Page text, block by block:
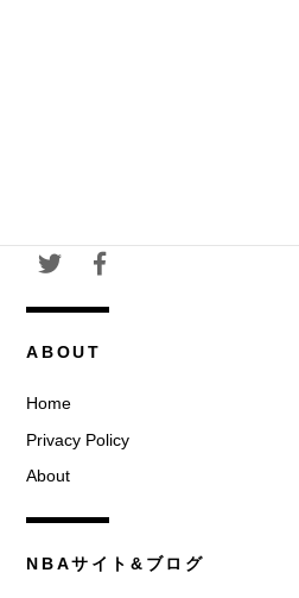
ABOUT
Home
Privacy Policy
About
NBAサイト&ブログ